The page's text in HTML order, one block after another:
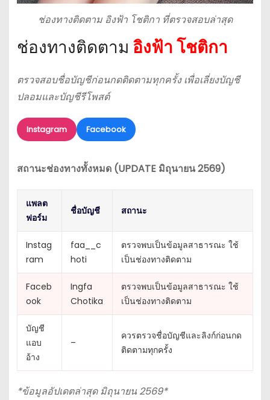
ช่องทางติดตาม อิงฟ้า โชติกา ที่ตรวจสอบล่าสุด
ช่องทางติดตาม อิงฟ้า โชติกา
ตรวจสอบชื่อบัญชีก่อนกดติดตามทุกครั้ง เพื่อเลี่ยงบัญชี
ปลอมและบัญชีรีโพสต์
Instagram Facebook
สถานะช่องทางทั้งหมด (UPDATE มิถุนายน 2569)
แพลต
ฟอร์ม
ชื่อบัญชี สถานะ
Instag
ram
faa__c
hoti
ตรวจพบเป็นข้อมูลสาธารณะ ใช้
เป็นช่องทางติดตาม
Faceb
ook
Ingfa
Chotika
ตรวจพบเป็นข้อมูลสาธารณะ ใช้
เป็นช่องทางติดตาม
บัญชี
แอบ
อ้าง
–
ควรตรวจชื่อบัญชีและลิงก์ก่อนกด
ติดตามทุกครั้ง
*ข้อมูลอัปเดตล่าสุด มิถุนายน 2569*